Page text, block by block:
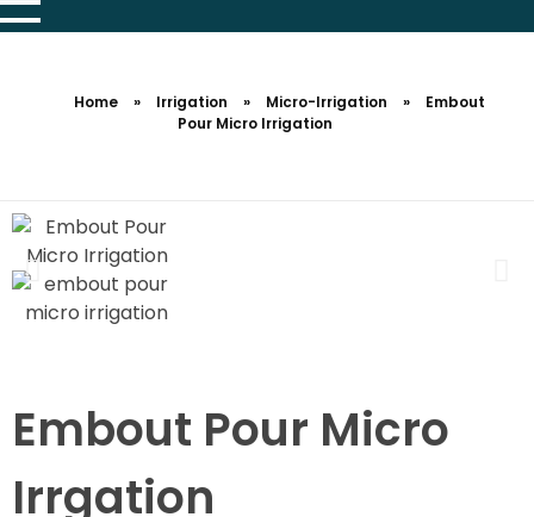
Home » Irrigation » Micro-Irrigation »
Embout
Pour Micro Irrigation
Embout Pour Micro
Irrgation